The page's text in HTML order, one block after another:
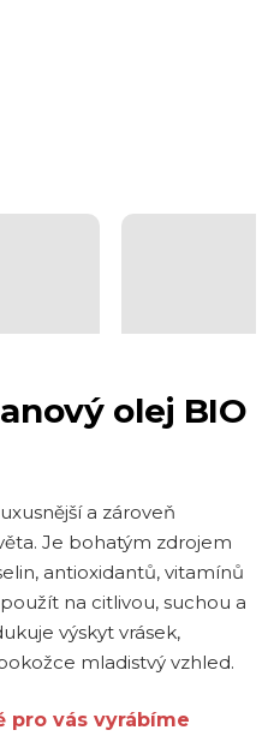
olej BIO
a zároveň
Je bohatým zdrojem
antioxidantů, vitamínů
na citlivou, suchou a
výskyt vrásek,
mladistvý vzhled.
pro vás vyrábíme